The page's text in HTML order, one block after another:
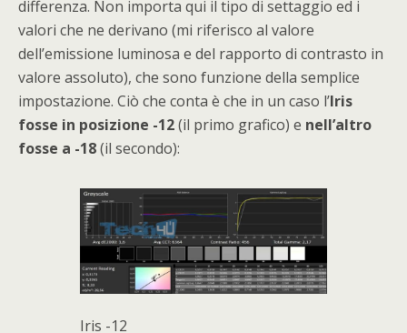
differenza. Non importa qui il tipo di settaggio ed i
valori che ne derivano (mi riferisco al valore
dell’emissione luminosa e del rapporto di contrasto in
valore assoluto), che sono funzione della semplice
impostazione. Ciò che conta è che in un caso l’Iris
fosse in posizione -12(il primo grafico) e nell’altro
fosse a -18(il secondo):
Iris -12